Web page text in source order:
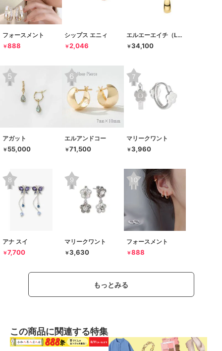
フォースメント
￥888
シップス エニィ
￥2,046
エルエーエイチ（LAH）
￥34,100
アガット
￥ 55,000
エルアンドコー
￥71,500
マリークワント
￥3,960
アナ スイ
￥7,700
マリークワント
￥3,630
フォースメント
￥888
もっとみる
この商品に関連する特集